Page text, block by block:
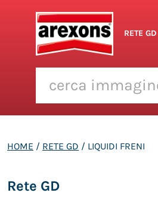
RETE GD
HOME / RETE GD / LIQUIDI FRENI
Rete GD